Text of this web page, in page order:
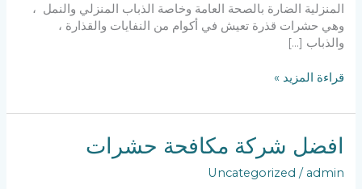
المنزلية الضارة بالصحة العامة وخاصة الذباب المنزلي والنمل ،
وهي حشرات قذرة تعيش في أكوام من النفايات والقذارة ،
والذباب […]
مكافحة
حولي
قراءة المزيد »
افضل شركة مكافحة حشرات
Uncategorized / admin